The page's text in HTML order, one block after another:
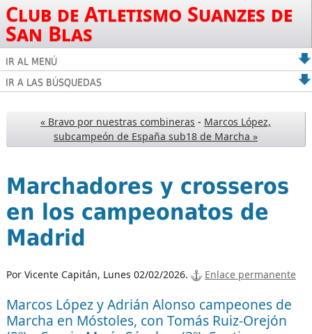
Club de Atletismo Suanzes de
San Blas
IR AL MENÚ
IR A LAS BÚSQUEDAS
« Bravo por nuestras combineras - Marcos López,
subcampeón de España sub18 de Marcha »
Marchadores y crosseros
en los campeonatos de
Madrid
Por Vicente Capitán, Lunes 02/02/2026. Enlace permanente
Marcos López y Adrián Alonso campeones de
Marcha en Móstoles, con Tomás Ruiz-Orejón